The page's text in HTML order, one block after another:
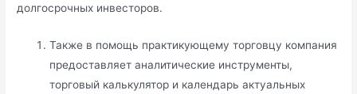
долгосрочных инвесторов.
Также в помощь практикующему торговцу компания
предоставляет аналитические инструменты,
торговый калькулятор и календарь актуальных